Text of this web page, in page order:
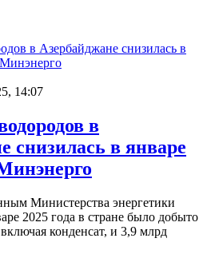
14:07
в
снизилась в январе
Министерства энергетики
2025 года в стране было добыто
конденсат, и 3,9 млрд